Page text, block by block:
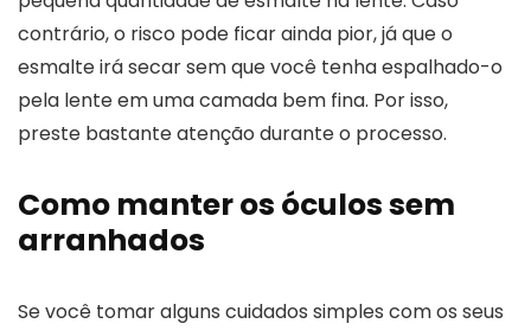
contrário, o risco pode ficar ainda pior, já que o
esmalte irá secar sem que você tenha espalhado-o
pela lente em uma camada bem fina. Por isso,
preste bastante atenção durante o processo.
Como manter os óculos sem
arranhados
Se você tomar alguns cuidados simples com os seus